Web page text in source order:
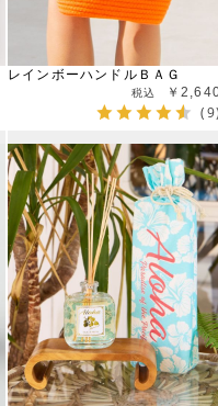
レインボーハンドルＢＡＧ
￥
(9)